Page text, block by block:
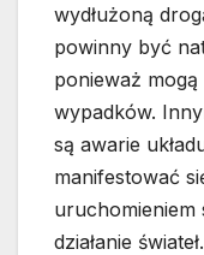
wydłużoną
powinny być
ponieważ
wypadków.
są awarie
manifestować
uruchomieniem
działanie